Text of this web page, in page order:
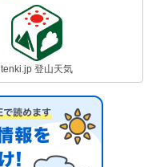
tenki.jp 登山天気